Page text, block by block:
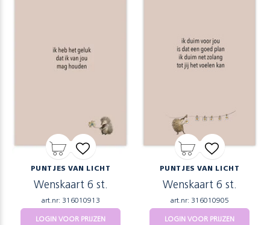
PUNTJES VAN LICHT
Wenskaart 6 st.
art.nr: 316010913
LOGIN VOOR PRIJZEN
PUNTJES VAN LICHT
Wenskaart 6 st.
art.nr: 316010905
LOGIN VOOR PRIJZEN